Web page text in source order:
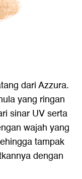
dari Azzura.
yang ringan
sinar UV serta
wajah yang
tampak
dengan